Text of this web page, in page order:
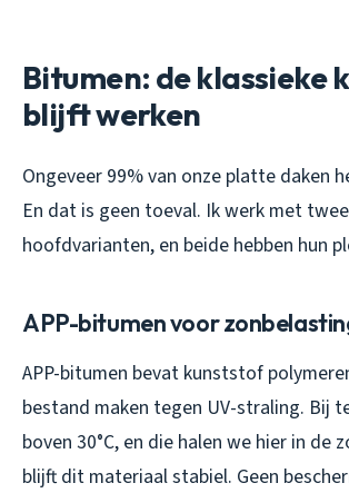
Bitumen: de klassieke
blijft werken
Ongeveer 99% van onze platte daken
En dat is geen toeval. Ik werk met twee
hoofdvarianten, en beide hebben hun
APP-bitumen voor
APP-bitumen bevat kunststof
bestand maken tegen UV-straling. Bij
boven 30°C, en die halen we hier in de
blijft dit materiaal stabiel. Geen